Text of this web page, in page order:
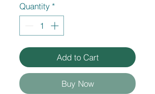
Quantity *
Add to Cart
Buy Now